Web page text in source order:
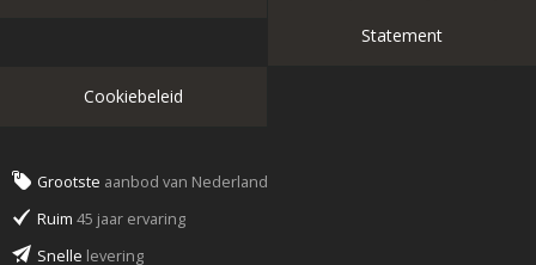
Statement
Cookiebeleid
Grootste aanbod van Nederland
Ruim 45 jaar ervaring
Snelle levering